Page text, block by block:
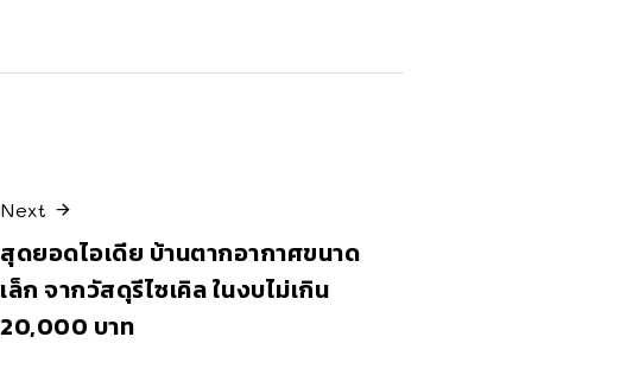
Next
สุดยอดไอเดีย บ้านตากอากาศขนาด
เล็ก จากวัสดุรีไซเคิล ในงบไม่เกิน
20,000 บาท